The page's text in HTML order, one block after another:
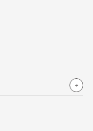
る対応も「自分に関
働く自分の上司像」
が不可欠です。
連鎖」
と、候補者との信頼